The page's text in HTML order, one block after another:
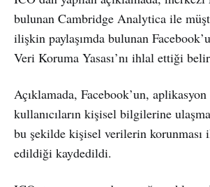
bulunan Cambridge Analytica ile
ilişkin paylaşımda bulunan
Veri Koruma Yasası’nı ihlal ettiği
Açıklamada, Facebook’un,
kullanıcıların kişisel bilgilerine
bu şekilde kişisel verilerin
edildiği kaydedildi.